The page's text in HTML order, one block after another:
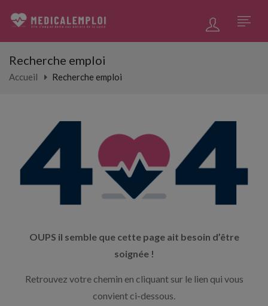
Recherche emploi
Accueil Recherche emploi
OUPS il semble que cette page ait besoin d’être
soignée !
Retrouvez votre chemin en cliquant sur le lien qui vous
convient ci-dessous.